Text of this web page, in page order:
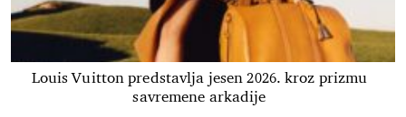
Louis Vuitton predstavlja jesen 2026. kroz prizmu
savremene arkadije